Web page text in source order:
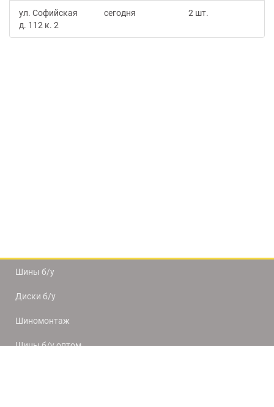
ул. Софийская
д. 112 к. 2
сегодня 2 шт.
Шины б/у
Диски б/у
Шиномонтаж
Шины б/у оптом